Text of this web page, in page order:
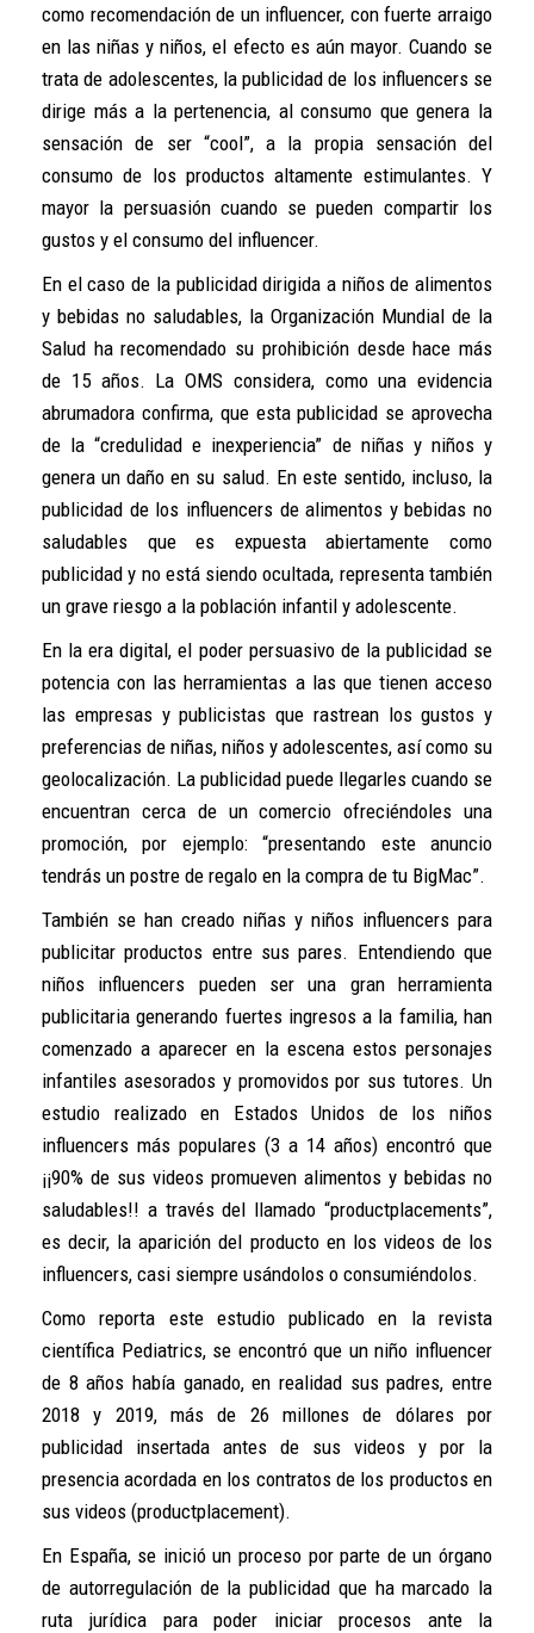
como recomendación de un influencer, con fuerte arraigo
en las niñas y niños, el efecto es aún mayor. Cuando se
trata de adolescentes, la publicidad de los influencers se
dirige más a la pertenencia, al consumo que genera la
sensación de ser “cool”, a la propia sensación del
consumo de los productos altamente estimulantes. Y
mayor la persuasión cuando se pueden compartir los
gustos y el consumo del influencer.
En el caso de la publicidad dirigida a niños de alimentos
y bebidas no saludables, la Organización Mundial de la
Salud ha recomendado su prohibición desde hace más
de 15 años. La OMS considera, como una evidencia
abrumadora confirma, que esta publicidad se aprovecha
de la “credulidad e inexperiencia” de niñas y niños y
genera un daño en su salud. En este sentido, incluso, la
publicidad de los influencers de alimentos y bebidas no
saludables que es expuesta abiertamente como
publicidad y no está siendo ocultada, representa también
un grave riesgo a la población infantil y adolescente.
En la era digital, el poder persuasivo de la publicidad se
potencia con las herramientas a las que tienen acceso
las empresas y publicistas que rastrean los gustos y
preferencias de niñas, niños y adolescentes, así como su
geolocalización. La publicidad puede llegarles cuando se
encuentran cerca de un comercio ofreciéndoles una
promoción, por ejemplo: “presentando este anuncio
tendrás un postre de regalo en la compra de tu BigMac”.
También se han creado niñas y niños influencers para
publicitar productos entre sus pares. Entendiendo que
niños influencers pueden ser una gran herramienta
publicitaria generando fuertes ingresos a la familia, han
comenzado a aparecer en la escena estos personajes
infantiles asesorados y promovidos por sus tutores. Un
estudio realizado en Estados Unidos de los niños
influencers más populares (3 a 14 años) encontró que
¡¡90% de sus videos promueven alimentos y bebidas no
saludables!! a través del llamado “productplacements”,
es decir, la aparición del producto en los videos de los
influencers, casi siempre usándolos o consumiéndolos.
Como reporta este estudio publicado en la revista
científica Pediatrics, se encontró que un niño influencer
de 8 años había ganado, en realidad sus padres, entre
2018 y 2019, más de 26 millones de dólares por
publicidad insertada antes de sus videos y por la
presencia acordada en los contratos de los productos en
sus videos (productplacement).
En España, se inició un proceso por parte de un órgano
de autorregulación de la publicidad que ha marcado la
ruta jurídica para poder iniciar procesos ante la